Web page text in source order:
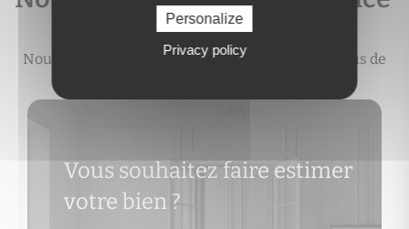
Nous vous accompagnons durant tout le processus de
Vous souhaitez faire estimer
votre bien ?
Personalize
Privacy policy